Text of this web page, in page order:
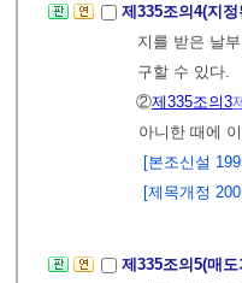
제335조의4(지
지를 받은 날
구할 수 있다.
②제335조의3
아니한 때에
[본조신설
[제목개정
제335조의5(매